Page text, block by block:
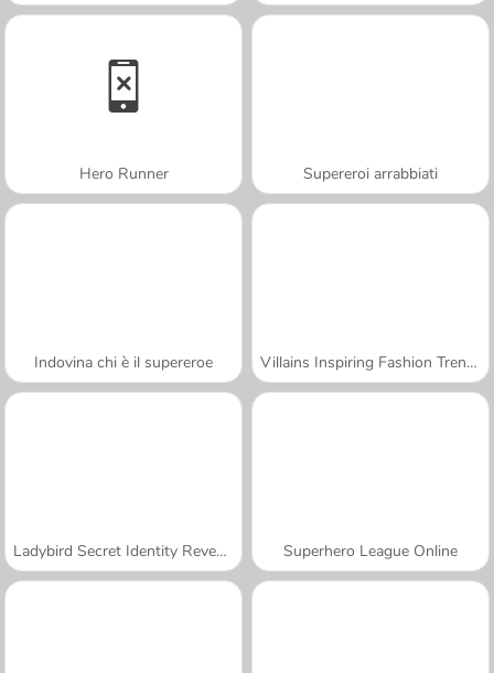
Hero Runner Supereroi arrabbiati
Indovina chi è il supereroe Villains Inspiring Fashion Trends
Ladybird Secret Identity Revealed Superhero League Online